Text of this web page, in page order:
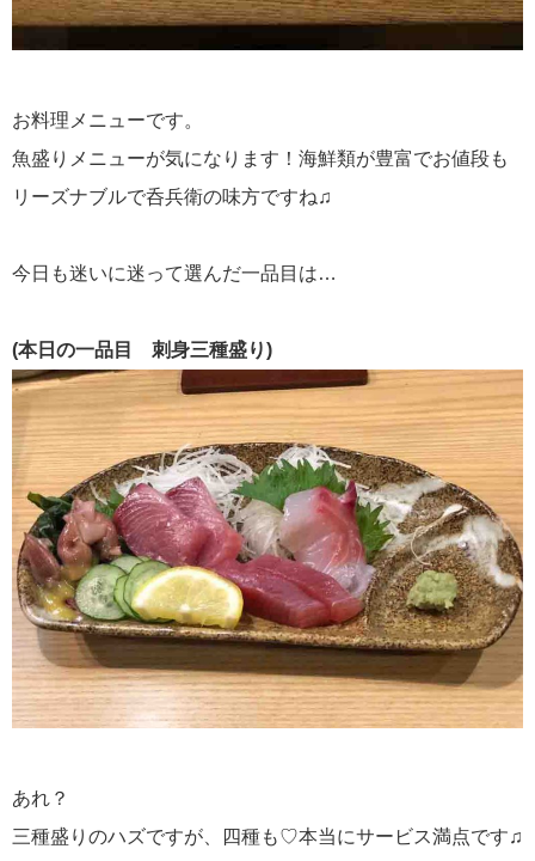
お料理メニューです。
魚盛りメニューが気になります！海鮮類が豊富でお値段も
リーズナブルで呑兵衛の味方ですね♫
今日も迷いに迷って選んだ一品目は…
(本日の一品目 刺身三種盛り)
あれ？
三種盛りのハズですが、四種も♡本当にサービス満点です♫